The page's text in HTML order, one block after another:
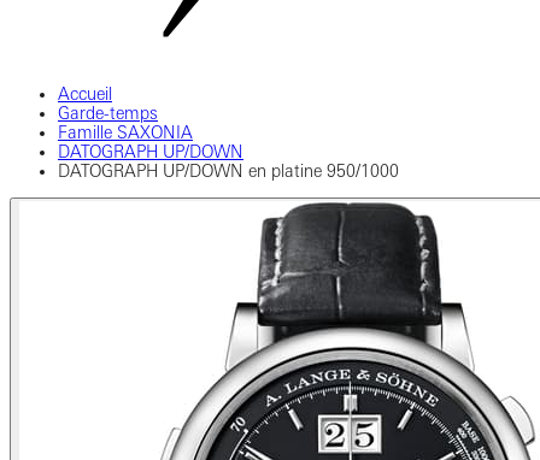
Accueil
Garde-temps
Famille SAXONIA
DATOGRAPH UP/DOWN
DATOGRAPH UP/DOWN en platine 950/1000